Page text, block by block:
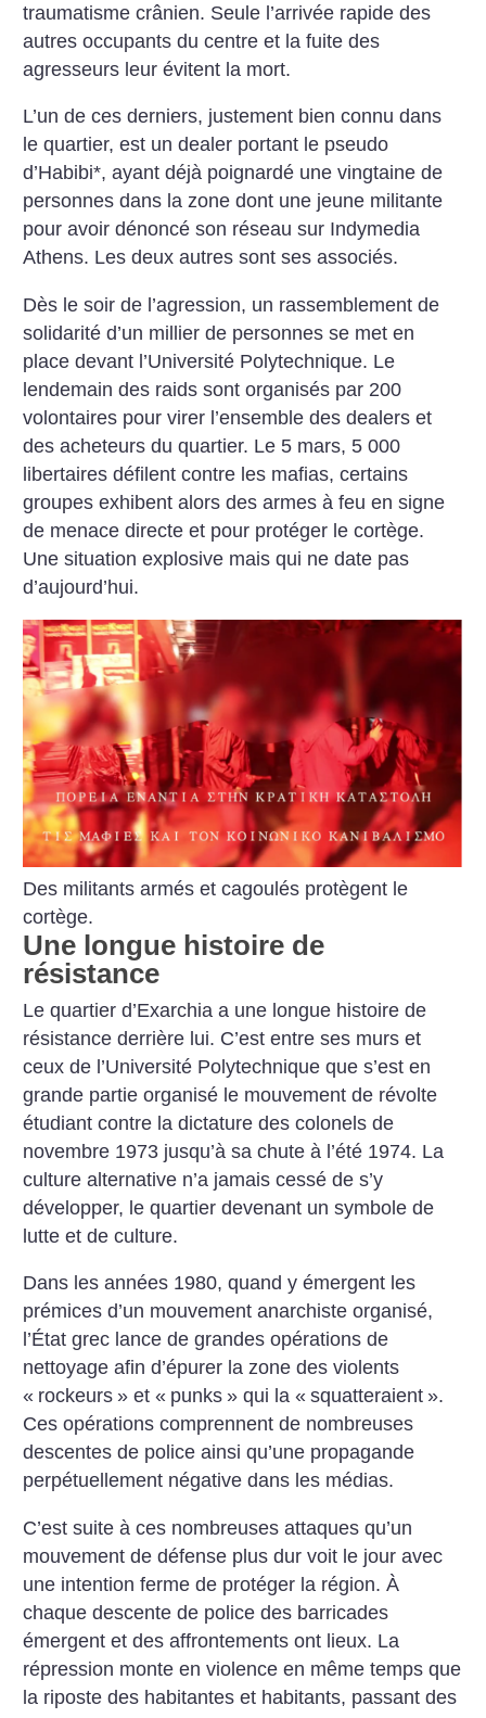
traumatisme crânien. Seule l’arrivée rapide des
autres occupants du centre et la fuite des
agresseurs leur évitent la mort.
L’un de ces derniers, justement bien connu dans
le quartier, est un dealer portant le pseudo
d’Habibi*, ayant déjà poignardé une vingtaine de
personnes dans la zone dont une jeune militante
pour avoir dénoncé son réseau sur Indymedia
Athens. Les deux autres sont ses associés.
Dès le soir de l’agression, un rassemblement de
solidarité d’un millier de personnes se met en
place devant l’Université Polytechnique. Le
lendemain des raids sont organisés par 200
volontaires pour virer l’ensemble des dealers et
des acheteurs du quartier. Le 5 mars, 5 000
libertaires défilent contre les mafias, certains
groupes exhibent alors des armes à feu en signe
de menace directe et pour protéger le cortège.
Une situation explosive mais qui ne date pas
d’aujourd’hui.
Des militants armés et cagoulés protègent le
cortège.
Une longue histoire de
résistance
Le quartier d’Exarchia a une longue histoire de
résistance derrière lui. C’est entre ses murs et
ceux de l’Université Polytechnique que s’est en
grande partie organisé le mouvement de révolte
étudiant contre la dictature des colonels de
novembre 1973 jusqu’à sa chute à l’été 1974. La
culture alternative n’a jamais cessé de s’y
développer, le quartier devenant un symbole de
lutte et de culture.
Dans les années 1980, quand y émergent les
prémices d’un mouvement anarchiste organisé,
l’État grec lance de grandes opérations de
nettoyage afin d’épurer la zone des violents
« rockeurs » et « punks » qui la « squatteraient ».
Ces opérations comprennent de nombreuses
descentes de police ainsi qu’une propagande
perpétuellement négative dans les médias.
C’est suite à ces nombreuses attaques qu’un
mouvement de défense plus dur voit le jour avec
une intention ferme de protéger la région. À
chaque descente de police des barricades
émergent et des affrontements ont lieux. La
répression monte en violence en même temps que
la riposte des habitantes et habitants, passant des